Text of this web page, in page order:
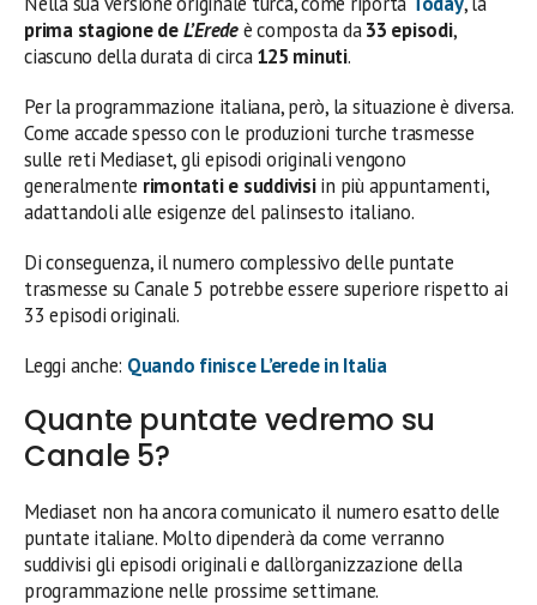
prima stagione deL’Eredeè composta da33 episodi,
ciascuno della durata di circa125 minuti.
Per la programmazione italiana, però, la situazione è diversa.
Come accade spesso con le produzioni turche trasmesse
sulle reti Mediaset, gli episodi originali vengono
generalmente rimontati e suddivisiin più appuntamenti,
adattandoli alle esigenze del palinsesto italiano.
Di conseguenza, il numero complessivo delle puntate
trasmesse su Canale 5 potrebbe essere superiore rispetto ai
33 episodi originali.
Leggi anche: Quando finisce L’erede in Italia
Quante puntate vedremo su
Canale 5?
Mediaset non ha ancora comunicato il numero esatto delle
puntate italiane. Molto dipenderà da come verranno
suddivisi gli episodi originali e dall’organizzazione della
programmazione nelle prossime settimane.